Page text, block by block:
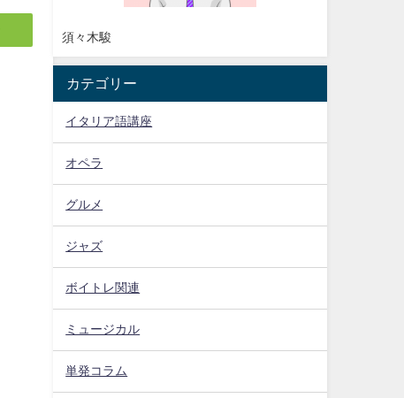
須々木駿
カテゴリー
イタリア語講座
オペラ
グルメ
ジャズ
ボイトレ関連
ミュージカル
単発コラム